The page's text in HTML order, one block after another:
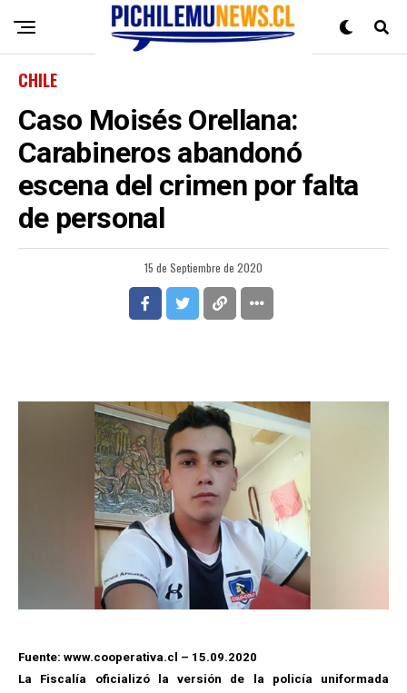
CHILE
Caso Moisés Orellana:
Carabineros abandonó
escena del crimen por falta
de personal
15 de Septiembre de 2020
Fuente: www.cooperativa.cl – 15.09.2020
La Fiscalía oficializó la versión de la policía uniformada